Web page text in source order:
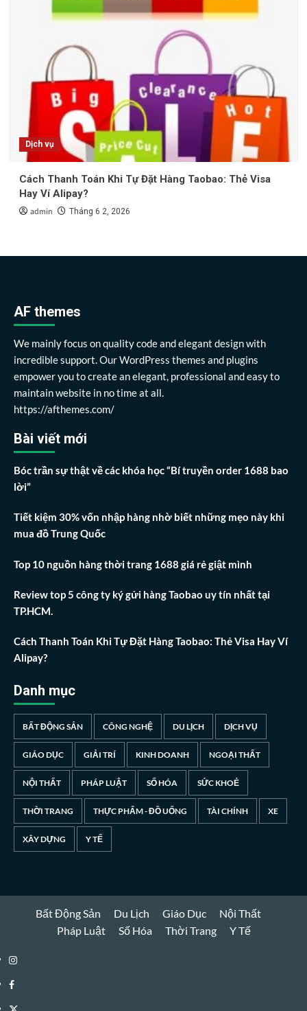
Dịch vụ
Cách Thanh Toán Khi Tự Đặt Hàng Taobao: Thẻ Visa
Hay Ví Alipay?
admin Tháng 6 2, 2026
AF themes
We mainly focus on quality code and elegant design with
incredible support. Our WordPress themes and plugins
empower you to create an elegant, professional and easy to
maintain website in no time at all.
https://afthemes.com/
Bài viết mới
Bóc trần sự thật về các khóa học “Bí truyền order 1688 bao
lời”
Tiết kiệm 30% vốn nhập hàng nhờ biết những mẹo này khi
mua đồ Trung Quốc
Top 10 nguồn hàng thời trang 1688 giá rẻ giật mình
Review top 5 công ty ký gửi hàng Taobao uy tín nhất tại
TP.HCM.
Cách Thanh Toán Khi Tự Đặt Hàng Taobao: Thẻ Visa Hay Ví
Alipay?
Danh mục
BẤT ĐỘNG SẢN CÔNG NGHỆ DU LỊCH DỊCH VỤ
GIÁO DỤC GIẢI TRÍ KINH DOANH NGOẠI THẤT
NỘI THẤT PHÁP LUẬT SỐ HÓA SỨC KHOẺ
THỜI TRANG THỰC PHẨM - ĐỒ UỐNG TÀI CHÍNH XE
XÂY DỰNG Y TẾ
Bất Động Sản Du Lịch Giáo Dục
Nội Thất
Pháp Luật
Số Hóa Thời Trang Y Tế
Instagram
Facebook
Twitter